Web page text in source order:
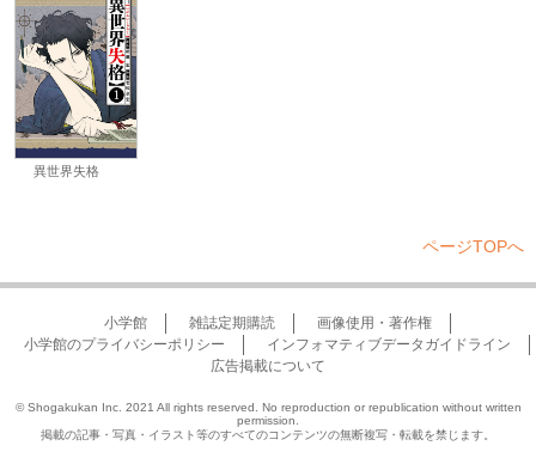
異世界失格
ページTOPへ
小学館 雑誌定期購読
画像使用・著作権
小学館のプライバシーポリシー
インフォマティブデータガイドライン
広告掲載について
© Shogakukan Inc. 2021 All rights reserved. No reproduction or republication without written
permission.
掲載の記事・写真・イラスト等のすべてのコンテンツの無断複写・転載を禁じます。